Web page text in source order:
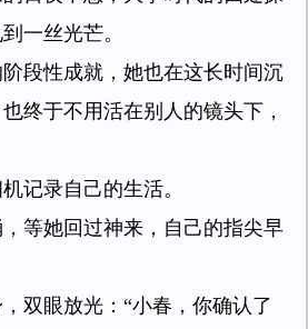
一丝光芒。
段性成就，她也在这长时间沉
终于不用活在别人的镜头下，
记录自己的生活。
等她回过神来，自己的指尖早
双眼放光：“小春，你确认了